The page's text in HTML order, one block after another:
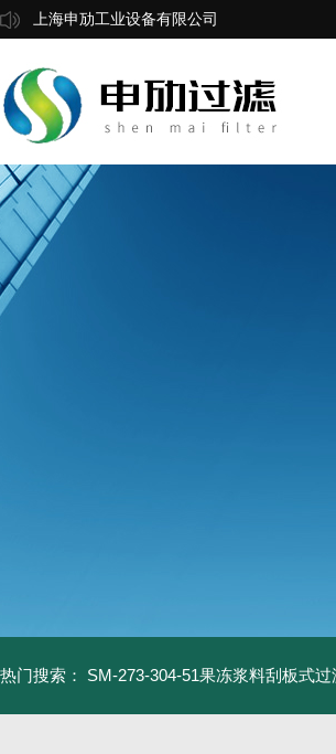
上海申劢工业设备有限公司
热门搜索： SM-273-304-51果冻浆料刮板式过